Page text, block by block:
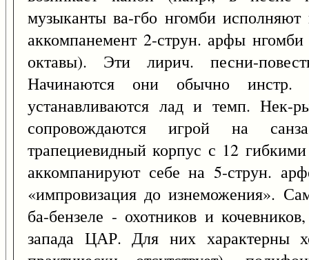
музыканты ва-гбо нгомби
аккомпанемент 2-струн. арфы нгомби
октавы). Эти лирич. песни-
Начинаются они обычно инстр.
устанавливаются лад и темп. Нек-
сопровождаются игрой на
трапециевидный корпус с 12
аккомпанируют себе на 5-струн.
«импровизация до изнеможения».
ба-бензеле - охотников и
запада ЦАР. Для них характерны